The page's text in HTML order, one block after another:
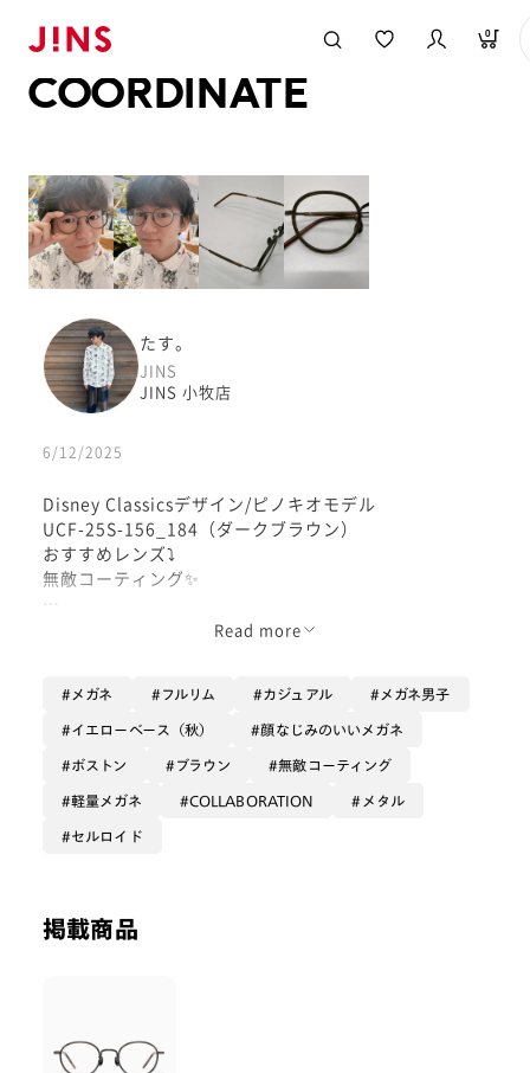
0
COORDINATE
たす。
JINS
JINS 小牧店
6/12/2025
Disney Classicsデザイン/ピノキオモデル
UCF-25S-156_184（ダークブラウン）
おすすめレンズ⤵︎
無敵コーティング✨
キャラクターをイメージした木目の素材感や柄が細部に
フレームの柄を活かすのがおすすめなのでレンズに目が
いかない様にシンプル且つ長く綺麗に使える無敵コーテ
ィングレンズがおすすめです！
Read more
メガネ フルリム カジュアル メガネ男子
イエローベース（秋） 顔なじみのいいメガネ
ボストン ブラウン 無敵コーティング
軽量メガネ COLLABORATION メタル
セルロイド
掲載商品